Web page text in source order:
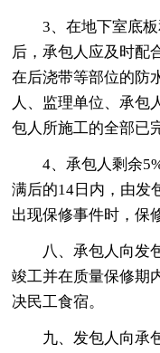
3、在地下室底
后，承包人应及时配
在后浇带等部位的防
人、监理单位、承包
包人所施工的全部已
4、承包人剩余
满后的14日内，由发
出现保修事件时，保
八、承包人向发
竣工并在质量保修期
决民工食宿。
九、发包人向承